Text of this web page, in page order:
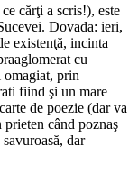
cărţi a scris!), este
Dovada: ieri,
existenţă, incinta
cu
omagiat, prin
fiind şi un mare
de poezie (dar va
când poznaş
dar